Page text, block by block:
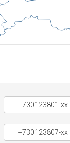
+730123801-xx
+730123807-xx